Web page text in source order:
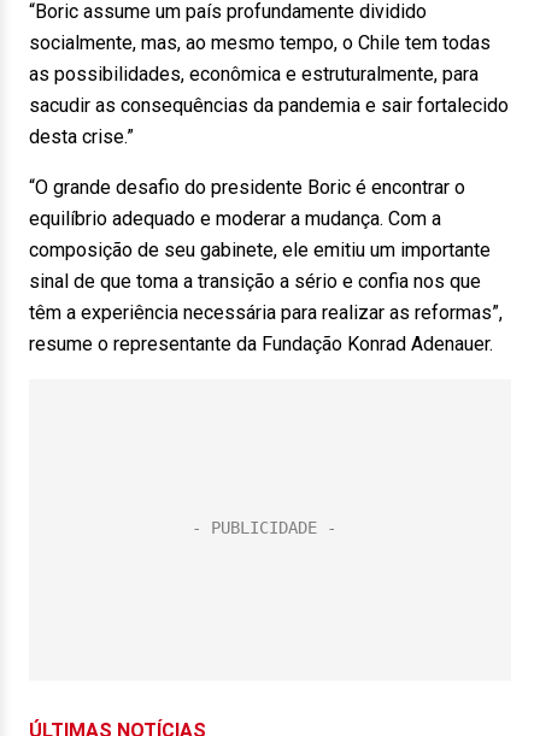
“Boric assume um país profundamente dividido
socialmente, mas, ao mesmo tempo, o Chile tem todas
as possibilidades, econômica e estruturalmente, para
sacudir as consequências da pandemia e sair fortalecido
desta crise.”
“O grande desafio do presidente Boric é encontrar o
equilíbrio adequado e moderar a mudança. Com a
composição de seu gabinete, ele emitiu um importante
sinal de que toma a transição a sério e confia nos que
têm a experiência necessária para realizar as reformas”,
resume o representante da Fundação Konrad Adenauer.